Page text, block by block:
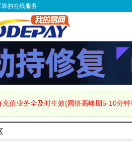
的在线服务
充值业务全及时生效(网络高峰期5-10分